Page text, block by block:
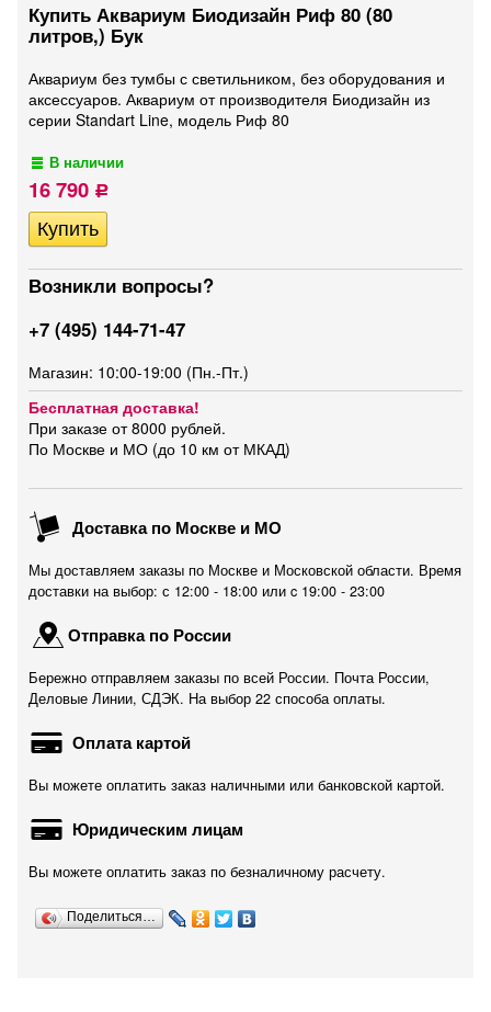
Купить Аквариум Биодизайн Риф 80 (80
литров,) Бук
Аквариум без тумбы с светильником, без оборудования и
аксессуаров. Аквариум от производителя Биодизайн из
серии Standart Line, модель Риф 80
В наличии
16 790 Р
Возникли вопросы?
+7 (495) 144-71-47
Магазин: 10:00-19:00 (Пн.-Пт.)
Бесплатная доставка!
При заказе от 8000 рублей.
По Москве и МО (до 10 км от МКАД)
Доставка по Москве и МО
Мы доставляем заказы по Москве и Московской области. Время
доставки на выбор: с 12:00 - 18:00 или c 19:00 - 23:00
Отправка по России
Бережно отправляем заказы по всей России. Почта России,
Деловые Линии, СДЭК. На выбор 22 способа оплаты.
Оплата картой
Вы можете оплатить заказ наличными или банковской картой.
Юридическим лицам
Вы можете оплатить заказ по безналичному расчету.
Поделиться…